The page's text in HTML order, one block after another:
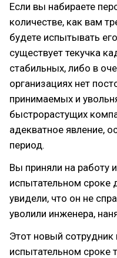
Если вы набираете
количестве, как вам
будете испытывать
существует текучка
стабильных, либо в
организациях нет
принимаемых и
быстрорастущих
адекватное явление,
период.
Вы приняли на работу
испытательном сроке
увидели, что он не
уволили инженера,
Этот новый сотрудник
испытательном сроке